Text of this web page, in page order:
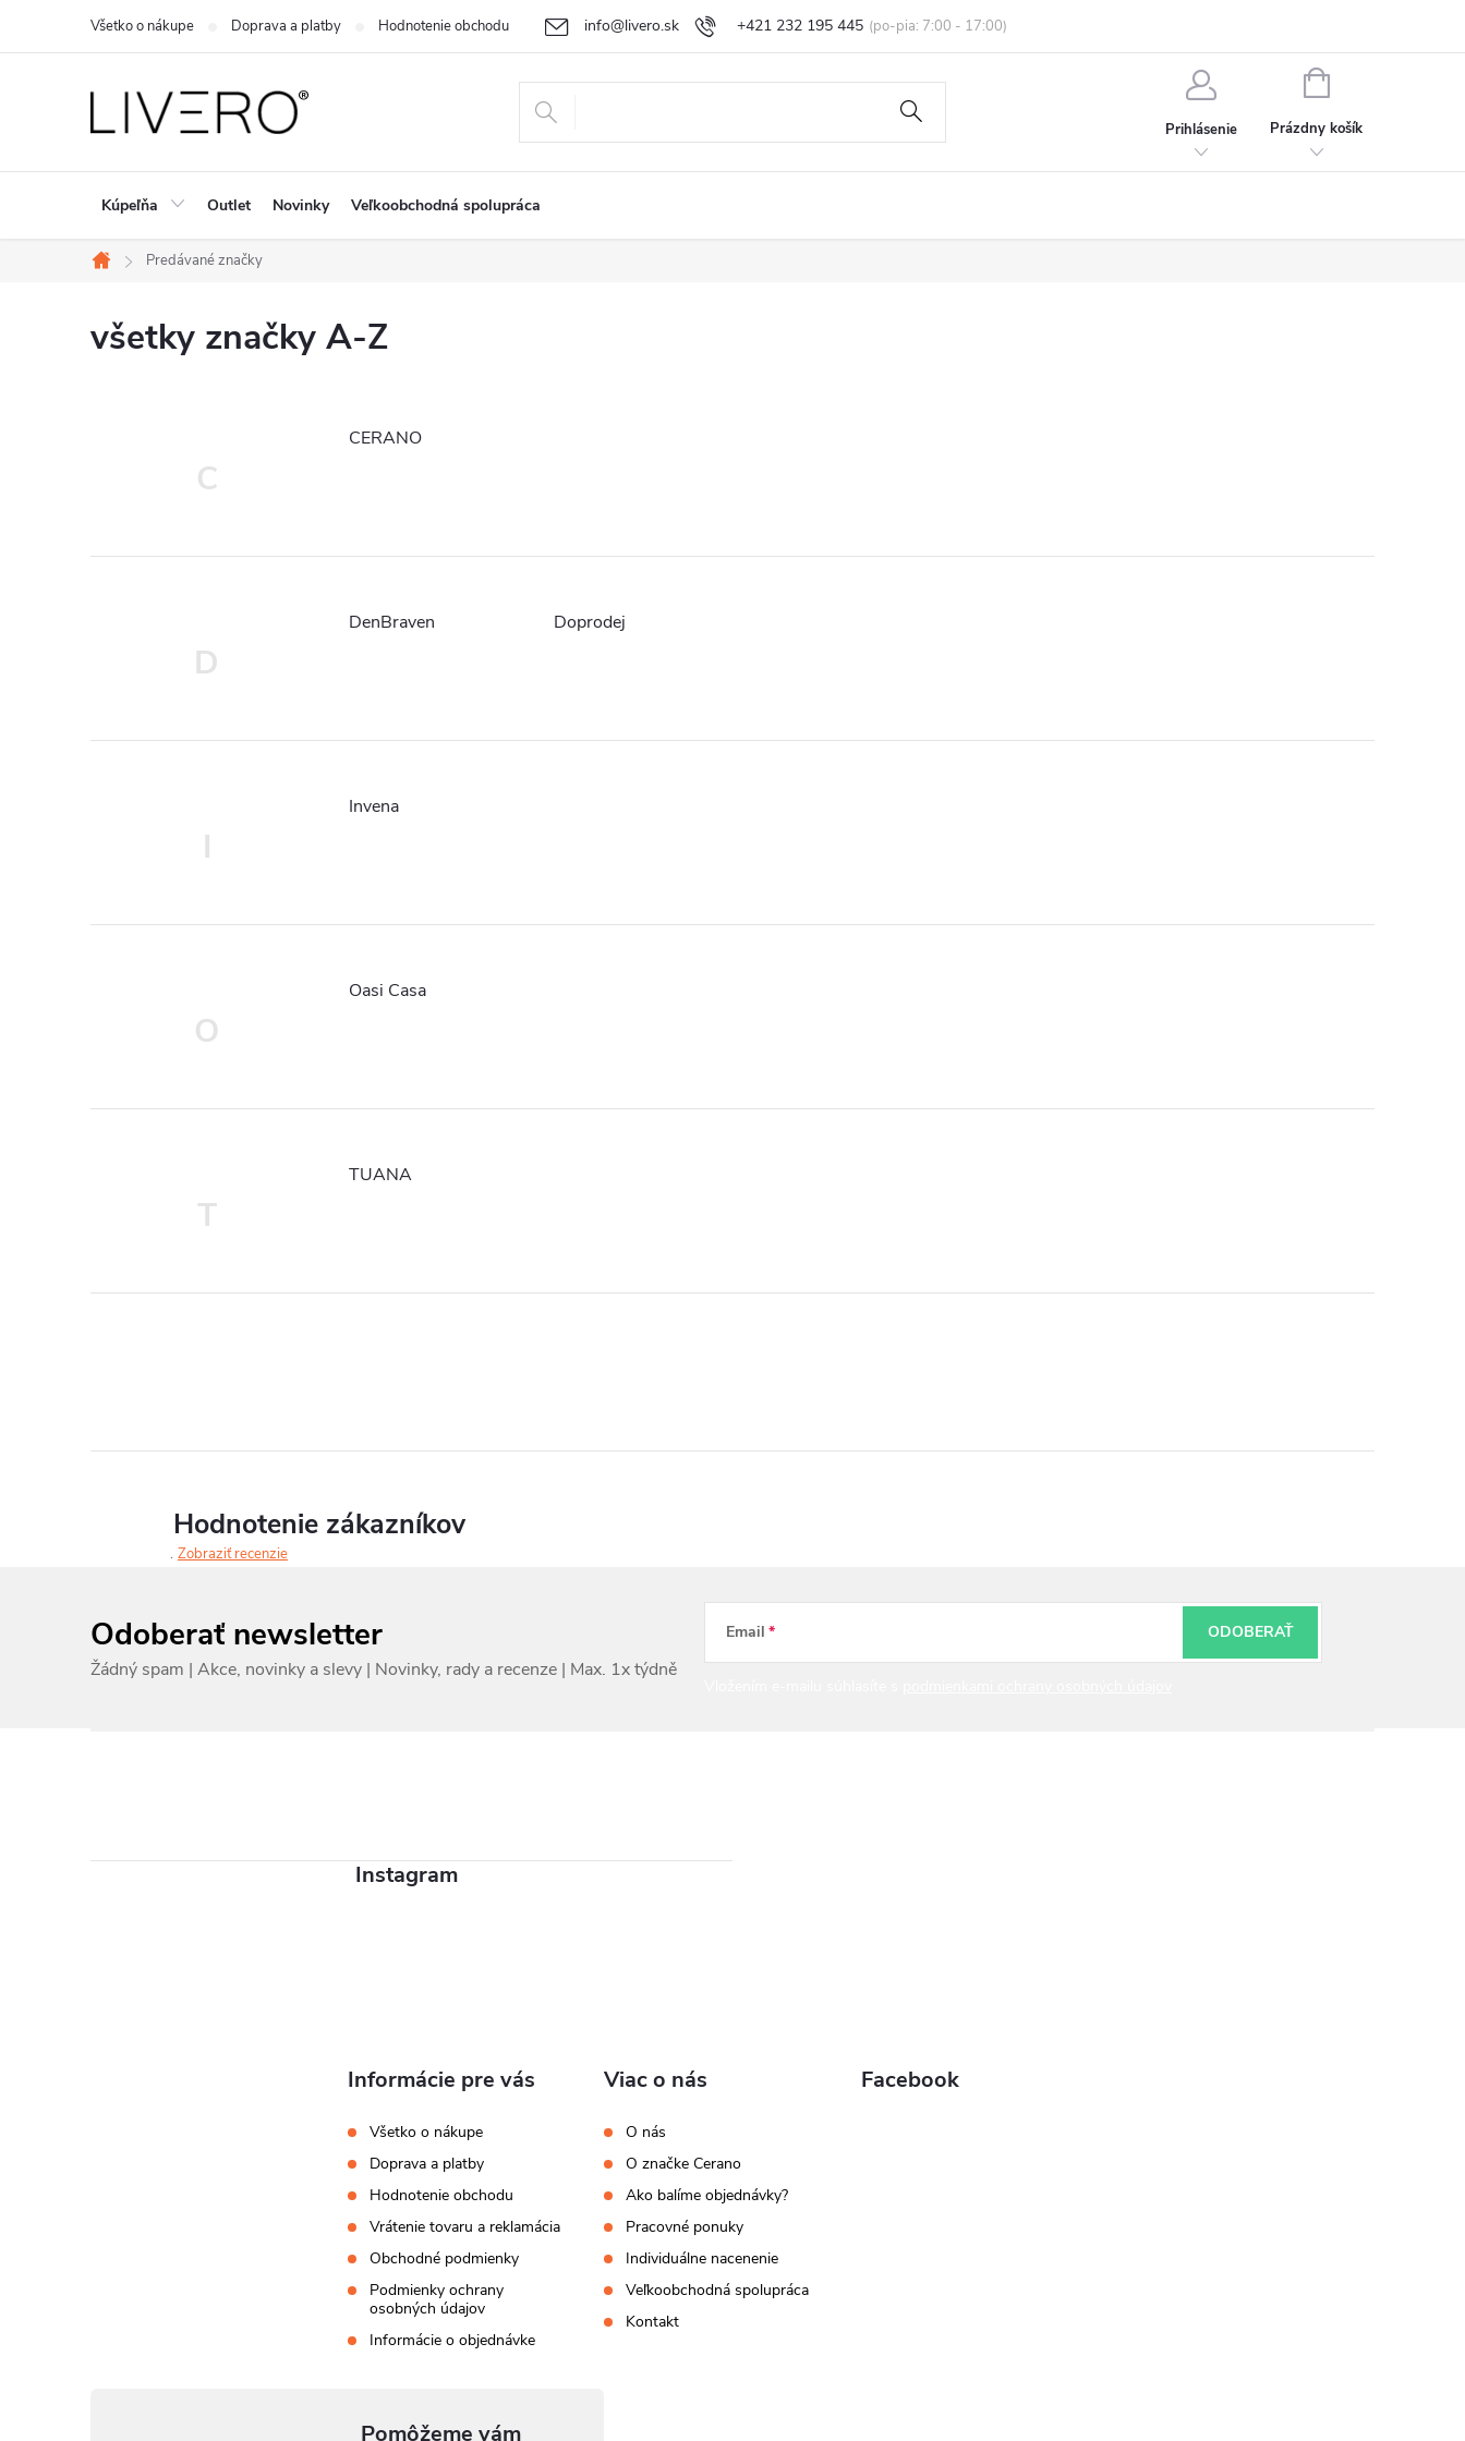
+421 232 195 445
info@livero.sk
Všetko o nákupe Doprava a platby Hodnotenie obchodu Vrátenie tovaru a reklamácia Obchodné podmienky Podmienky ochrany osobných údajov
Prihlásenie
NÁKUPNÝ
Prázdny košík
Kúpeľňa Outlet Novinky Veľkoobchodná spolupráca
Domov
Predávané značky
všetky značky A-Z
C
CERANO
D
DenBraven Doprodej
I
Invena
O
Oasi Casa
T
TUANA
Hodnotenie zákazníkov
Zobraziť recenzie
Odoberať newsletter Email ODOBERAŤ
Instagram
Informácie pre vás
Všetko o nákupe
Doprava a platby
Hodnotenie obchodu
Vrátenie tovaru a reklamácia
Obchodné podmienky
Podmienky ochrany
osobných údajov
Informácie o objednávke
Viac o nás
O nás
O značke Cerano
Ako balíme objednávky?
Pracovné ponuky
Individuálne nacenenie
Veľkoobchodná spolupráca
Kontakt
Facebook